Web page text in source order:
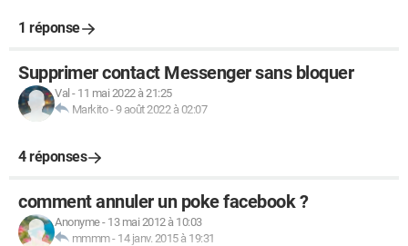
1 réponse
Supprimer contact Messenger sans bloquer
Val - 11 mai 2022 à 21:25
Markito-9 août 2022 à 02:07
4 réponses
comment annuler un poke facebook ?
Anonyme- 13 mai 2012 à 10:03
mmmm- 14 janv. 2015 à 19:31